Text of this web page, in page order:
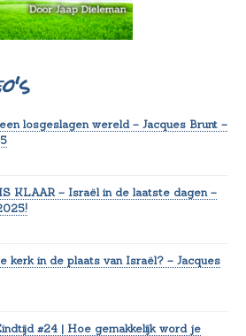
losgeslagen wereld – Jacques Brunt –
KLAAR – Israël in de laatste dagen –
kerk in de plaats van Israël? – Jacques
#24 | Hoe gemakkelijk word je